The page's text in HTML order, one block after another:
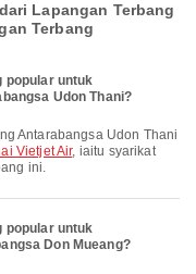
Lapangan Terbang
Terbang
popular untuk
Udon Thani?
Vietjet Air, iaitu syarikat
ini.
popular untuk
Don Mueang?